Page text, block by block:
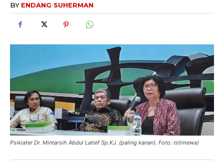
BY ENDANG SUHERMAN
Psikiater Dr. Mintarsih Abdul Latief Sp.KJ. (paling kanan). Foto: Istimewa)